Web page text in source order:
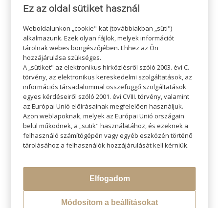
KERESÉS
LEGÚJABB BLOGOK
Ez az oldal sütiket használ
Weboldalunkon „cookie"-kat (továbbiakban „süti")
alkalmazunk. Ezek olyan fájlok, melyek információt
tárolnak webes böngészőjében. Ehhez az Ön
hozzájárulása szükséges.
A „sütiket" az elektronikus hírközlésről szóló 2003. évi C.
törvény, az elektronikus kereskedelmi szolgáltatások, az
információs társadalommal összefüggő szolgáltatások
egyes kérdéseiről szóló 2001. évi CVIII. törvény, valamint
az Európai Unió előírásainak megfelelően használjuk.
Azon weblapoknak, melyek az Európai Unió országain
belül működnek, a „sütik" használatához, és ezeknek a
felhasználó számítógépén vagy egyéb eszközén történő
tárolásához a felhasználók hozzájárulását kell kérniük.
Elfogadom
Módosítom a beállításokat